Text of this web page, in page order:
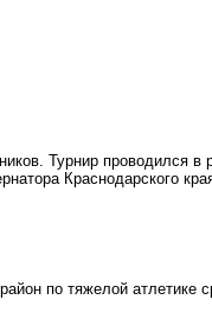
Турнир проводился в
Краснодарского
по тяжелой атлетике